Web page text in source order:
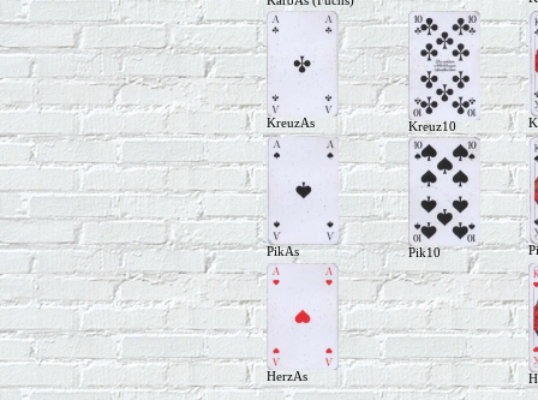
KreuzAs Kreuz10
PikAs Pik10
HerzAs